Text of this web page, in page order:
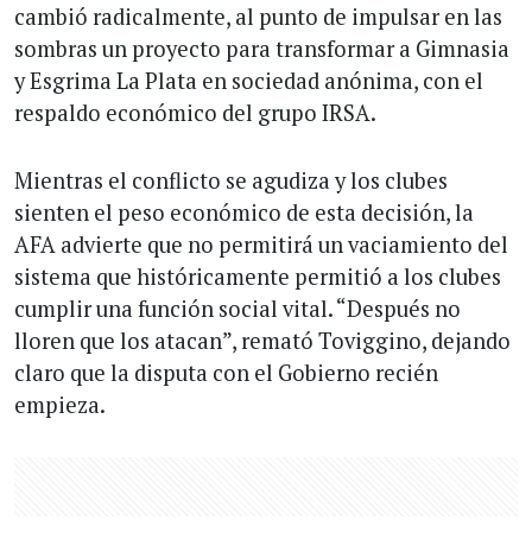
cambió radicalmente, al punto de impulsar en las
sombras un proyecto para transformar a Gimnasia
y Esgrima La Plata en sociedad anónima, con el
respaldo económico del grupo IRSA.
Mientras el conflicto se agudiza y los clubes
sienten el peso económico de esta decisión, la
AFA advierte que no permitirá un vaciamiento del
sistema que históricamente permitió a los clubes
cumplir una función social vital. “Después no
lloren que los atacan”, remató Toviggino, dejando
claro que la disputa con el Gobierno recién
empieza.